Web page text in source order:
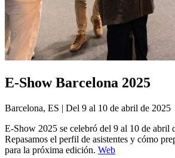
E-Show Barcelona 2025
Barcelona, ES | Del 9 al 10 de abril de 2025
E-Show 2025 se celebró del 9 al 10 de abril
Repasamos el perfil de asistentes y cómo
para la próxima edición. Web